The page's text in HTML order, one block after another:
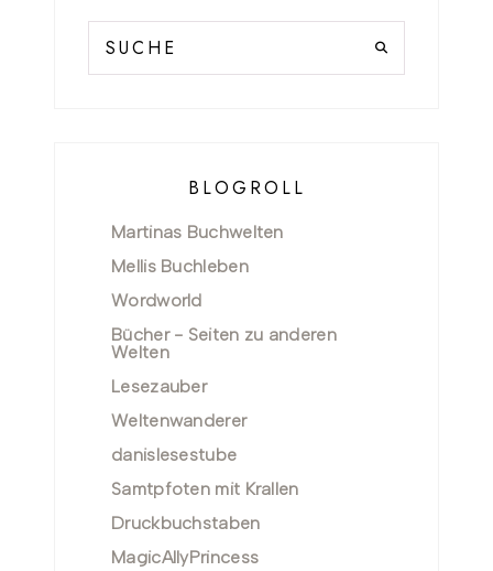
BLOGROLL
Martinas Buchwelten
Mellis Buchleben
Wordworld
Bücher - Seiten zu anderen
Welten
Lesezauber
Weltenwanderer
danislesestube
Samtpfoten mit Krallen
Druckbuchstaben
MagicAllyPrincess